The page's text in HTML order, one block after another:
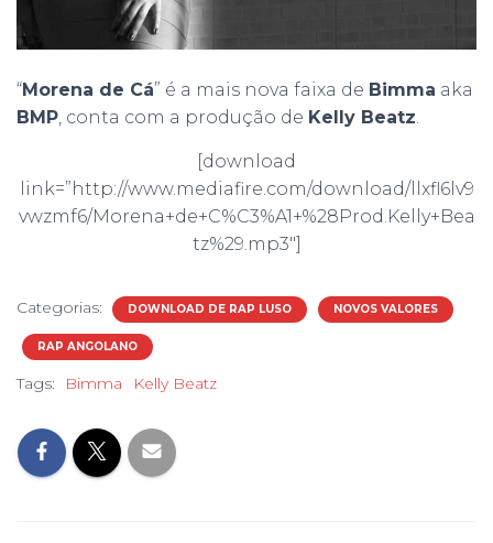
“Morena de Cá” é a mais nova faixa de Bimma aka
BMP, conta com a produção de Kelly Beatz.
[download
link=”http://www.mediafire.com/download/llxfl6lv9
vwzmf6/Morena+de+C%C3%A1+%28Prod.Kelly+Bea
tz%29.mp3″]
Categorias: DOWNLOAD DE RAP LUSO NOVOS VALORES
RAP ANGOLANO
Tags: Bimma Kelly Beatz